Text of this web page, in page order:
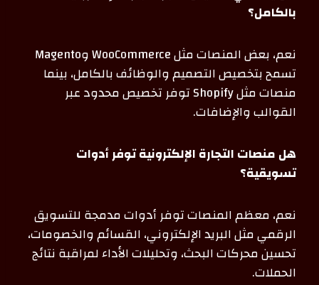
بالكامل؟
نعم، بعض المنصات مثل WooCommerce وMagento
تسمح بتخصيص التصميم والوظائف بالكامل، بينما
منصات مثل Shopify توفر تخصيص محدود عبر
القوالب والإضافات.
هل منصات التجارة الإلكترونية توفر أدوات
تسويقية؟
نعم، معظم المنصات توفر أدوات مدمجة للتسويق
الرقمي مثل البريد الإلكتروني، القسائم والخصومات،
تحسين محركات البحث، وتحليلات الأداء لمراقبة نتائج
الحملات.